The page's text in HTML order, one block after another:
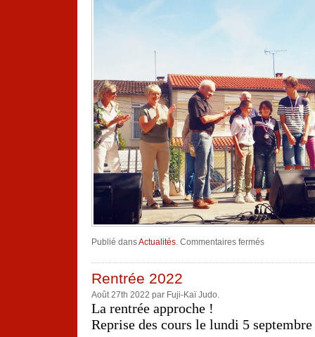
Publié dansActualités. Commentaires ferméssur
associations
Rentrée 2022
Août 27th 2022 par Fuji-Kaï Judo.
La rentrée approche !
Reprise des cours le lundi 5 septembre